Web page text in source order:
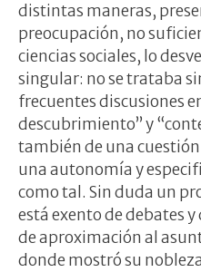
distintas maneras,
preocupación, no
ciencias sociales, lo
singular: no se trataba
frecuentes discusiones
descubrimiento” y
también de una
una autonomía y
como tal. Sin duda un
está exento de debates
de aproximación al
donde mostró su